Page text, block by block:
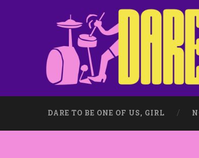
DARE TO BE ONE OF US, GIRL